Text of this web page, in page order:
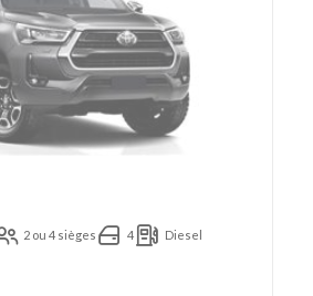
2 ou 4 sièges 4
Diesel